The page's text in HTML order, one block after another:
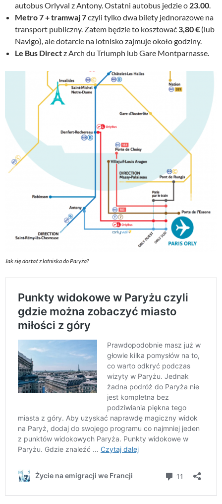
autobus Orlyval z Antony. Ostatni autobus jedzie o 23.00
Metro 7 + tramwaj 7czyli tylko dwa bilety jednorazowe na
transport publiczny. Zatem będzie to kosztować 3,80 € (lub
Navigo), ale dotarcie na lotnisko zajmuje około godziny.
Le Bus Directz Arch du Triumph lub Gare Montparnasse.
Jak się dostać z lotniska do Paryża?